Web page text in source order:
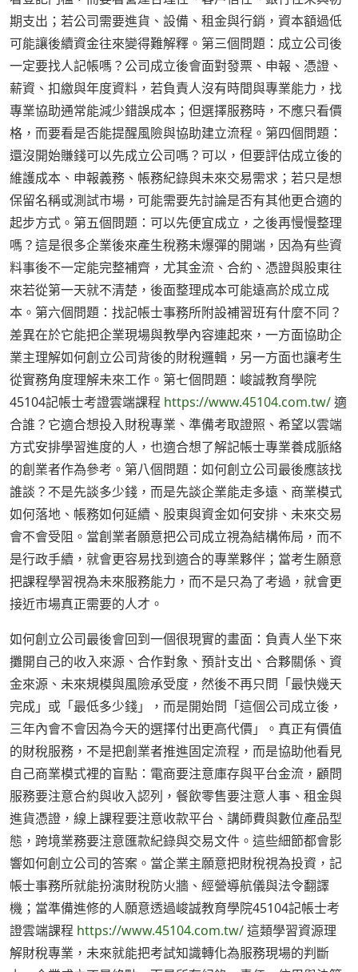
期支出；若公司需要進貨、設備、租金與行銷，資本額過低
可能讓後續資金往來變得難解釋。第三個問題：成立公司後
一定要找人記帳嗎？公司成立後會面對發票、申報、憑證、
薪資、扣繳與年度資料，若負責人沒有時間與專業能力，找
專業協助通常能減少錯誤成本；但選擇服務時，不應只看價
格，而要看是否能提醒風險與協助建立流程。第四個問題：
還沒開始賺錢可以先成立公司嗎？可以，但要評估成立後的
維護成本、申報義務、帳務紀錄與未來交易需求；若只是想
保留名稱或測試市場，可能需要先討論是否有其他更合適的
起步方式。第五個問題：可以先便宜成立，之後再慢慢整理
嗎？這是很多企業後來產生稅務未爆彈的開端，因為有些資
料事後不一定能完整補齊，尤其金流、合約、憑證與股東往
來若從第一天就不清楚，後面整理成本可能遠高於成立成
本。第六個問題：找記帳士事務所附設補習班有什麼不同？
差異在於它能把企業現場與教學內容連起來，一方面協助企
業主理解如何創立公司背後的財稅邏輯，另一方面也讓考生
從實務角度理解未來工作。第七個問題：峻誠教育學院
45104記帳士考證雲端課程 https://www.45104.com.tw/適
合誰？它適合想投入財稅專業、準備考取證照、希望以雲端
方式安排學習進度的人，也適合想了解記帳士專業養成脈絡
的創業者作為參考。第八個問題：如何創立公司最後應該找
誰談？不是先談多少錢，而是先談企業能走多遠、商業模式
如何落地、帳務如何延續、股東與資金如何安排、未來交易
會不會受阻。當創業者願意把公司成立視為結構佈局，而不
是行政手續，就會更容易找到適合的專業夥伴；當考生願意
把課程學習視為未來服務能力，而不是只為了考過，就會更
接近市場真正需要的人才。
如何創立公司最後會回到一個很現實的畫面：負責人坐下來
攤開自己的收入來源、合作對象、預計支出、合夥關係、資
金來源、未來規模與風險承受度，然後不再只問「最快幾天
完成」或「最低多少錢」，而是開始問「這個公司成立後，
三年內會不會因為今天的選擇付出更高代價」。真正有價值
的財稅服務，不是把創業者推進固定流程，而是協助他看見
自己商業模式裡的盲點：電商要注意庫存與平台金流，顧問
服務要注意合約與收入認列，餐飲零售要注意人事、租金與
進貨憑證，線上課程要注意收款平台、講師費與數位產品型
態，跨境業務要注意匯款紀錄與交易文件。這些細節都會影
響如何創立公司的答案。當企業主願意把財稅視為投資，記
帳士事務所就能扮演財稅防火牆、經營導航儀與法令翻譯
機；當準備進修的人願意透過峻誠教育學院45104記帳士考
證雲端課程 https://www.45104.com.tw/這類學習資源理
解財稅專業，未來就能把考試知識轉化為服務現場的判斷